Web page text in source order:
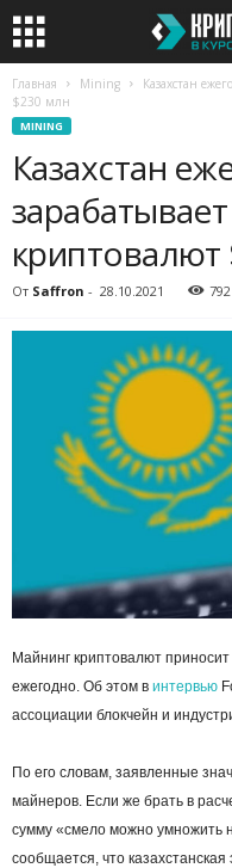
Главная Mining
Казахстан
$230 млн
MINING
Казахстан
криптовалют
От Saffron - 28.10.2021 792
Майнинг криптовалют
ежегодно. Об этом в интервью
ассоциации блокчейн и
По его словам, заявленные
майнеров. Если же брать в
сумму «смело можно умножить
сообщается, что